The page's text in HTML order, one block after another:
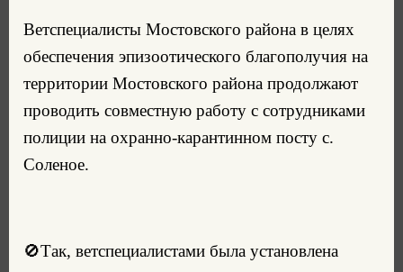
Ветспециалисты Мостовского района в целях
обеспечения эпизоотического благополучия на
территории Мостовского района продолжают
проводить совместную работу с сотрудниками
полиции на охранно-карантинном посту с.
Соленое.
🚫Так, ветспециалистами была установлена